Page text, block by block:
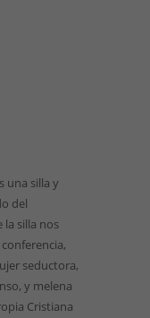
una silla y
del
la silla nos
seductora,
y melena
Cristiana